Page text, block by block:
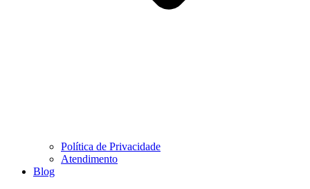
Política de Privacidade
Atendimento
Blog